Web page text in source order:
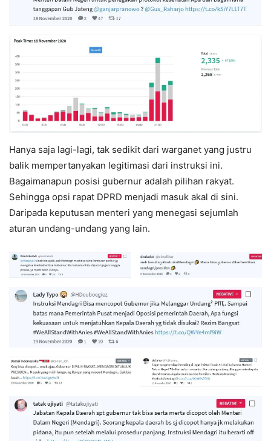
Hanya saja lagi-lagi, tak sedikit dari warganet yang justru
balik mempertanyakan legitimasi dari instruksi ini.
Bagaimanapun posisi gubernur adalah pilihan rakyat.
Sehingga opsi rapat DPRD menjadi masuk akal di sini.
Daripada keputusan menteri yang menegasi sejumlah
aturan undang-undang yang lain.